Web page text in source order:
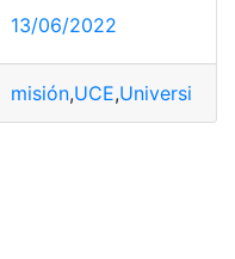
13/06/2022
misión,UCE,Universidad